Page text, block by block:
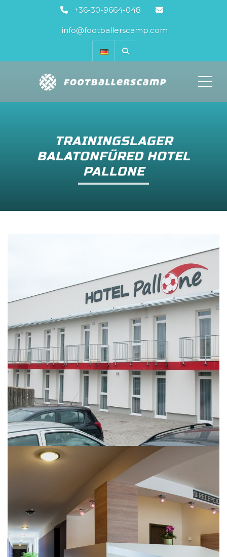
+36-30-9664-048
info@footballerscamp.com
TRAININGSLAGER
BALATONFÜRED HOTEL
PALLONE